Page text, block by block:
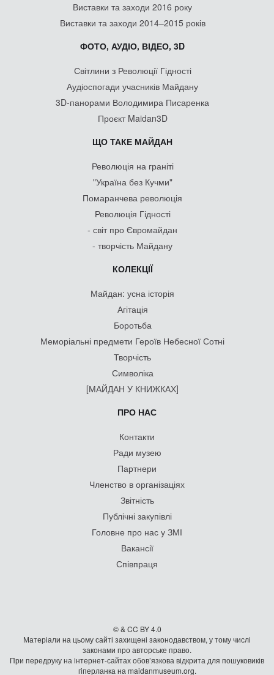
Виставки та заходи 2016 року
Виставки та заходи 2014–2015 років
ФОТО, АУДІО, ВІДЕО, 3D
Світлини з Революції Гідності
Аудіоспогади учасників Майдану
3D-панорами Володимира Писаренка
Проєкт Maidan3D
ЩО ТАКЕ МАЙДАН
Революція на граніті
"Україна без Кучми"
Помаранчева революція
Революція Гідності
- світ про Євромайдан
- творчість Майдану
КОЛЕКЦІЇ
Майдан: усна історія
Агітація
Боротьба
Меморіальні предмети Героїв Небесної Сотні
Творчість
Символіка
[МАЙДАН У КНИЖКАХ]
ПРО НАС
Контакти
Ради музею
Партнери
Членство в організаціях
Звітність
Публічні закупівлі
Головне про нас у ЗМІ
Вакансії
Співпраця
© & CC BY 4.0
Матеріали на цьому сайті захищені законодавством, у тому числі
законами про авторське право.
При передруку на iнтернет-сайтах обов’язкова відкрита для пошуковиків
гiперланка на maidanmuseum.org.